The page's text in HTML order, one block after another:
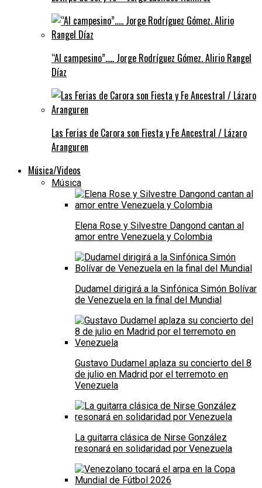
“Al campesino”….. Jorge Rodríguez Gómez. Alirio Rangel
Díaz
Las Ferias de Carora son Fiesta y Fe Ancestral / Lázaro
Aranguren
Música/Videos
Música
Elena Rose y Silvestre Dangond cantan al
amor entre Venezuela y Colombia
Dudamel dirigirá a la Sinfónica Simón Bolívar
de Venezuela en la final del Mundial
Gustavo Dudamel aplaza su concierto del 8
de julio en Madrid por el terremoto en
Venezuela
La guitarra clásica de Nirse González
resonará en solidaridad por Venezuela